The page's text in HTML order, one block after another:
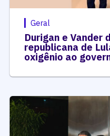
Geral
Durigan e Vander
republicana de
oxigênio ao